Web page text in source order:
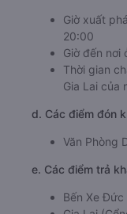
Giờ xuất
20:00
Giờ đến nơi
Thời gian
Gia Lai của
d. Các điểm đón
Văn Phòng
e. Các điểm trả
Bến Xe Đức